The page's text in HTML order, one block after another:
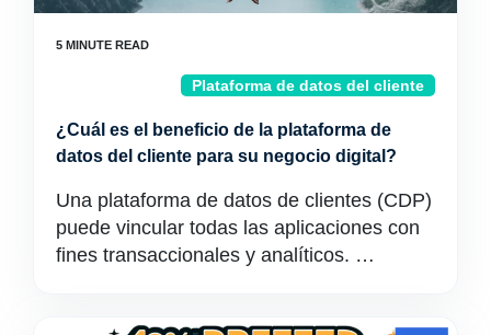
Plataforma de datos del cliente
¿Cuál es el beneficio de la plataforma de
datos del cliente para su negocio digital?
Una plataforma de datos de clientes (CDP)
puede vincular todas las aplicaciones con
fines transaccionales y analíticos. …